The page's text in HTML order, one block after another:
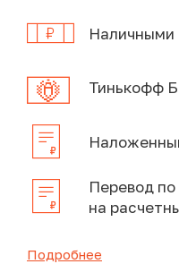
Наличными
Тинькофф
Перевод
на
Подробнее